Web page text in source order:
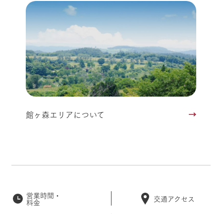
館ヶ森エリアについて
営業時間・
料金 交通アクセス